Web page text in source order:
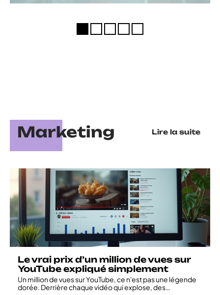
Marketing Lire la suite
Le vrai prix d’un million de vues sur
YouTube expliqué simplement
Un million de vues sur YouTube, ce n'est pas une légende
dorée. Derrière chaque vidéo qui explose, des